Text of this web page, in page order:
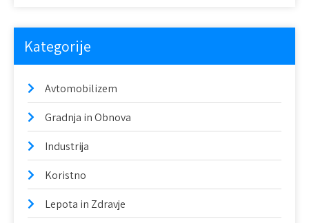
v
kKategorije
Avtomobilizem
Gradnja in Obnova
Industrija
Koristno
Lepota in Zdravje